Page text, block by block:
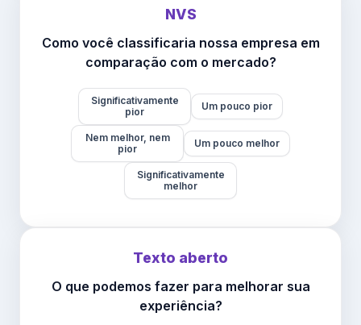
NVS
Como você classificaria nossa empresa em
comparação com o mercado?
Significativamente
pior
Um pouco pior
Nem melhor, nem
pior
Um pouco melhor
Significativamente
melhor
Texto aberto
O que podemos fazer para melhorar sua
experiência?